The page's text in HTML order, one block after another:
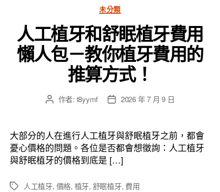
分
類
未分類
人工植牙和舒眠植牙費用
懶人包－教你植牙費用的
推算方式！
文
者
作者: t8yymf
文
佈
日
期
2026 年 7 月 9 日
大部分的人在進行人工植牙與舒眠植牙之前，都會
憂心價格的問題。各位是否都會想徵詢：人工植牙
與舒眠植牙的價格到底是 […]
標
人工植牙, 價格, 植牙, 舒眠植牙, 費用